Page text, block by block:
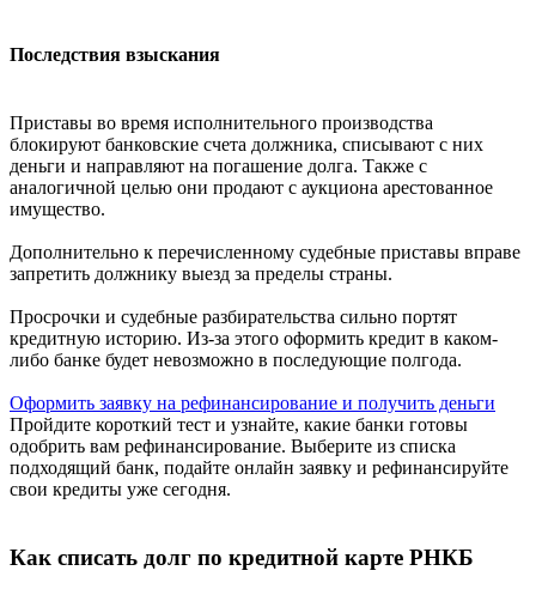
Последствия взыскания
Приставы во время исполнительного производства
блокируют банковские счета должника, списывают с них
деньги и направляют на погашение долга. Также с
аналогичной целью они продают с аукциона арестованное
имущество.
Дополнительно к перечисленному судебные приставы вправе
запретить должнику выезд за пределы страны.
Просрочки и судебные разбирательства сильно портят
кредитную историю. Из-за этого оформить кредит в каком-
либо банке будет невозможно в последующие полгода.
Оформить заявку на рефинансирование и получить деньги
Пройдите короткий тест и узнайте, какие банки готовы
одобрить вам рефинансирование. Выберите из списка
подходящий банк, подайте онлайн заявку и рефинансируйте
свои кредиты уже сегодня.
Как списать долг по кредитной карте РНКБ